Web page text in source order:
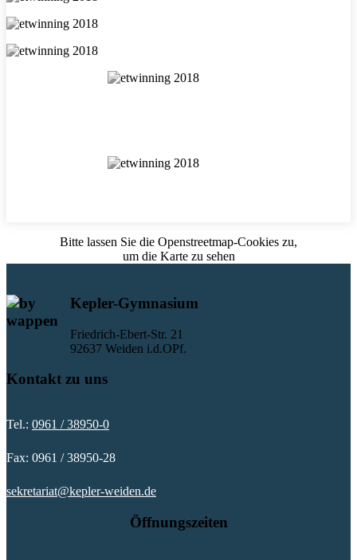
Bitte lassen Sie die Openstreetmap-Cookies zu,
um die Karte zu sehen
Kepler-Gymnasium
Friedrich-Ebert-Str. 21
92637 Weiden i.d.OPf.
Kontakt zu uns
Tel.: 0961 / 38950-0
Fax: 0961 / 38950-28
sekretariat@kepler-weiden.de
Öffnungszeiten